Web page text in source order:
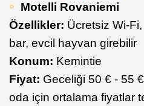
Motelli Rovaniemi
Özellikler: Ücretsiz Wi-
bar, evcil hayvan girebilir
Konum: Kemintie
Fiyat: Geceliği 50 € - 55
oda için ortalama fiyatlar